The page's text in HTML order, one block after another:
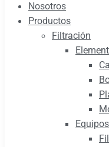
Nosotros
Productos
Filtración
Equipos